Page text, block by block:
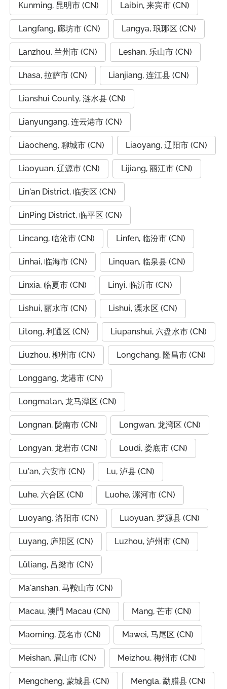
Kunming, 昆明市 (CN) Laibin, 来宾市 (CN)
Langfang, 廊坊市 (CN) Langya, 琅琊区 (CN)
Lanzhou, 兰州市 (CN) Leshan, 乐山市 (CN)
Lhasa, 拉萨市 (CN) Lianjiang, 连江县 (CN)
Lianshui County, 涟水县 (CN)
Lianyungang, 连云港市 (CN)
Liaocheng, 聊城市 (CN) Liaoyang, 辽阳市 (CN)
Liaoyuan, 辽源市 (CN) Lijiang, 丽江市 (CN)
Lin'an District, 临安区 (CN)
LinPing District, 临平区 (CN)
Lincang, 临沧市 (CN) Linfen, 临汾市 (CN)
Linhai, 临海市 (CN) Linquan, 临泉县 (CN)
Linxia, 临夏市 (CN) Linyi, 临沂市 (CN)
Lishui, 丽水市 (CN) Lishui, 溧水区 (CN)
Litong, 利通区 (CN) Liupanshui, 六盘水市 (CN)
Liuzhou, 柳州市 (CN) Longchang, 隆昌市 (CN)
Longgang, 龙港市 (CN)
Longmatan, 龙马潭区 (CN)
Longnan, 陇南市 (CN) Longwan, 龙湾区 (CN)
Longyan, 龙岩市 (CN) Loudi, 娄底市 (CN)
Lu'an, 六安市 (CN) Lu, 泸县 (CN)
Luhe, 六合区 (CN) Luohe, 漯河市 (CN)
Luoyang, 洛阳市 (CN) Luoyuan, 罗源县 (CN)
Luyang, 庐阳区 (CN) Luzhou, 泸州市 (CN)
Lüliang, 吕梁市 (CN)
Ma'anshan, 马鞍山市 (CN)
Macau, 澳門 Macau (CN) Mang, 芒市 (CN)
Maoming, 茂名市 (CN) Mawei, 马尾区 (CN)
Meishan, 眉山市 (CN) Meizhou, 梅州市 (CN)
Mengcheng, 蒙城县 (CN) Mengla, 勐腊县 (CN)